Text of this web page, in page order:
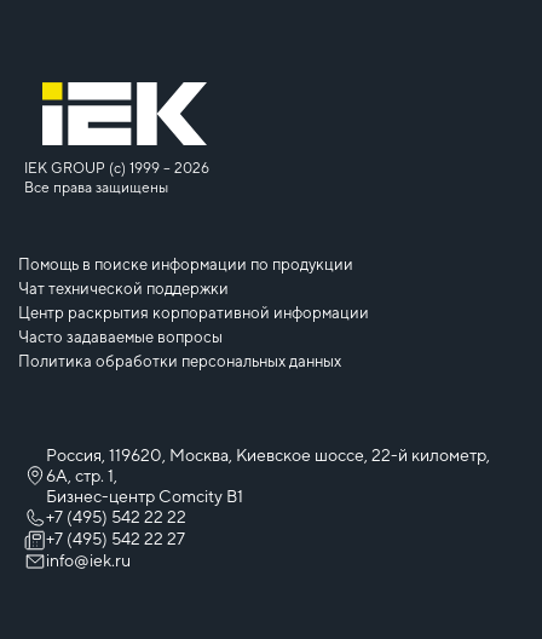
IEK GROUP (c) 1999 – 2026
Все права защищены
Помощь в поиске информации по продукции
Чат технической поддержки
Центр раскрытия корпоративной информации
Часто задаваемые вопросы
Политика обработки персональных данных
Россия, 119620, Москва, Киевское шоссе, 22-й километр,
6А, стр. 1,
Бизнес-центр Comcity B1
+7 (495) 542 22 22
+7 (495) 542 22 27
info@iek.ru